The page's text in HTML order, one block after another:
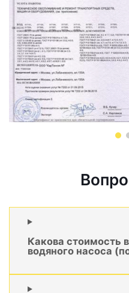
Какова стоимость
водяного насоса